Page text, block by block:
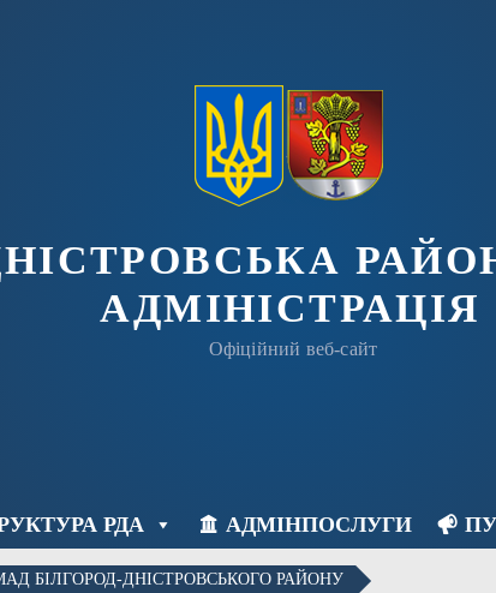
АДМІНІСТРАЦІЯ
Офіційний веб-сайт
РДА АДМІНПОСЛУГИ
БІЛГОРОД-ДНІСТРОВСЬКОГО РАЙОНУ